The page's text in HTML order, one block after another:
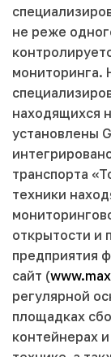
не реже
мониторинга.
находящихся
установлены
транспорта
техники
открытости и
предприятия
сайт (
регулярной
площадках
контейнерах